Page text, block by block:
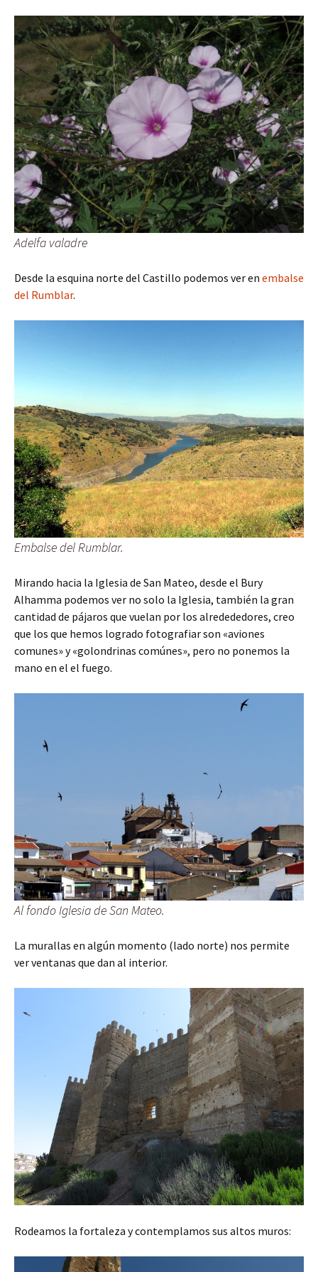
Adelfa valadre
Desde la esquina norte del Castillo podemos ver en embalse
del Rumblar.
Embalse del Rumblar.
Mirando hacia la Iglesia de San Mateo, desde el Bury
Alhamma podemos ver no solo la Iglesia, también la gran
cantidad de pájaros que vuelan por los alredededores, creo
que los que hemos logrado fotografiar son «aviones
comunes» y «golondrinas comúnes», pero no ponemos la
mano en el el fuego.
Al fondo Iglesia de San Mateo.
La murallas en algún momento (lado norte) nos permite
ver ventanas que dan al interior.
Rodeamos la fortaleza y contemplamos sus altos muros: